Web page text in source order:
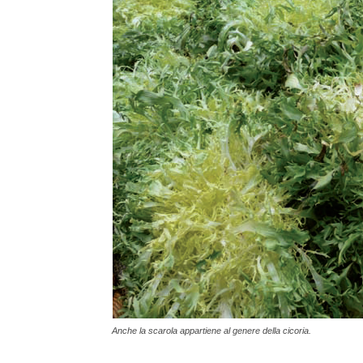
Anche la scarola appartiene al genere della cicoria.